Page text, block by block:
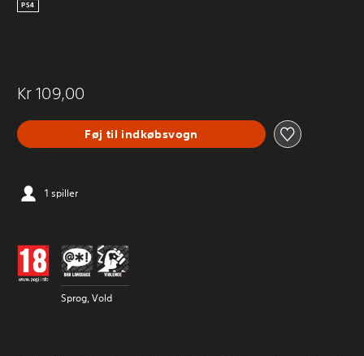
PS4
Kr 109,00
Føj til indkøbsvogn
1 spiller
Sprog, Vold